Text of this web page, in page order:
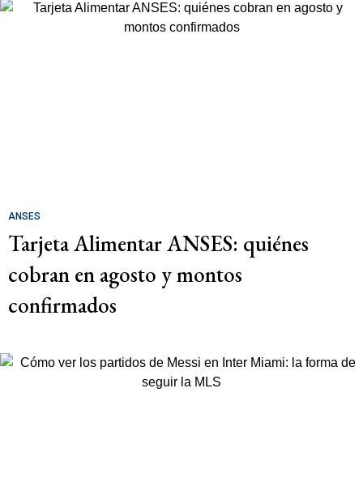
ANSES
Tarjeta Alimentar ANSES: quiénes
cobran en agosto y montos
confirmados